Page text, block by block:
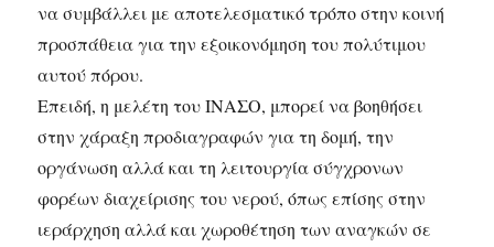
να συμβάλλει με αποτελεσματικό τρόπο στην κοινή
προσπάθεια για την εξοικονόμηση του πολύτιμου
αυτού πόρου.
Επειδή, η μελέτη του ΙΝΑΣΟ, μπορεί να βοηθήσει
στην χάραξη προδιαγραφών για τη δομή, την
οργάνωση αλλά και τη λειτουργία σύγχρονων
φορέων διαχείρισης του νερού, όπως επίσης στην
ιεράρχηση αλλά και χωροθέτηση των αναγκών σε